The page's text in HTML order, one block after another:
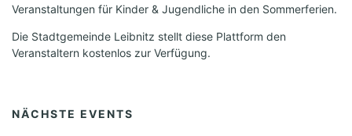
Veranstaltungen für Kinder & Jugendliche in den Sommerferien.
Die Stadtgemeinde Leibnitz stellt diese Plattform den
Veranstaltern kostenlos zur Verfügung.
NÄCHSTE EVENTS